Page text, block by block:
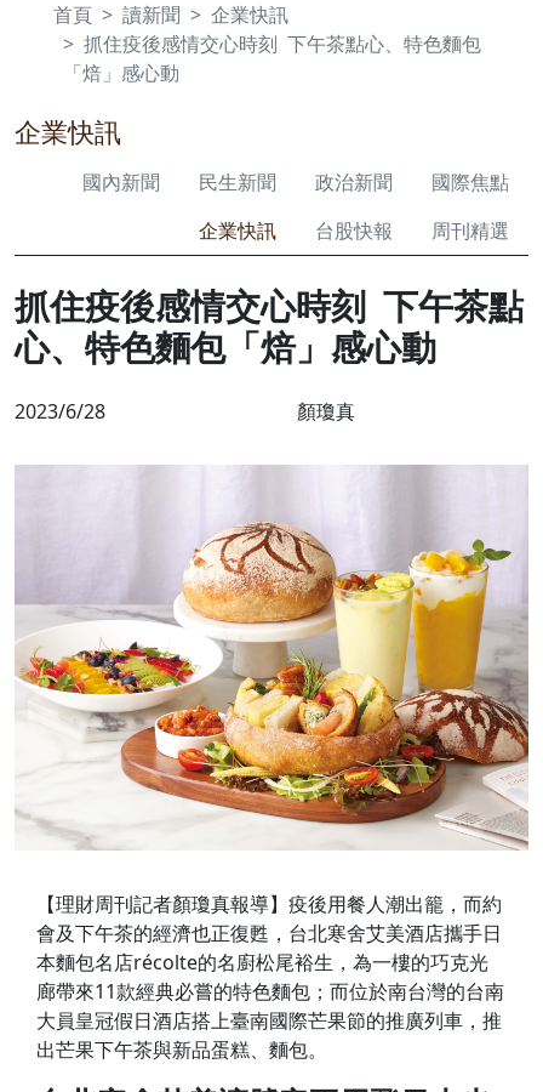
首頁 讀新聞
企業快訊
抓住疫後感情交心時刻 下午茶點心、特色麵包
「焙」感心動
企業快訊
國內新聞 民生新聞 政治新聞
國際焦點
企業快訊
台股快報 周刊精選
抓住疫後感情交心時刻 下午茶點
心、特色麵包「焙」感心動
2023/6/28 顏瓊真
【理財周刊記者顏瓊真報導】疫後用餐人潮出籠，而約
會及下午茶的經濟也正復甦，台北寒舍艾美酒店攜手日
本麵包名店récolte的名廚松尾裕生，為一樓的巧克光
廊帶來11款經典必嘗的特色麵包；而位於南台灣的台南
大員皇冠假日酒店搭上臺南國際芒果節的推廣列車，推
出芒果下午茶與新品蛋糕、麵包。